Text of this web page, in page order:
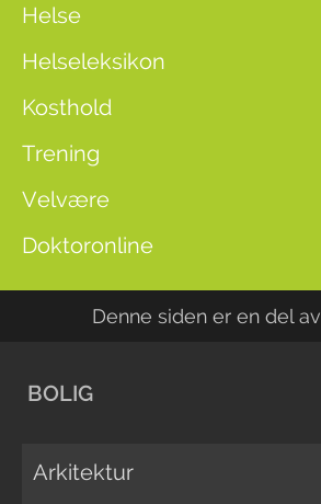
Helse
Helseleksikon
Kosthold
Trening
Velvære
Doktoronline
Denne siden er en del av
BOLIG
Arkitektur